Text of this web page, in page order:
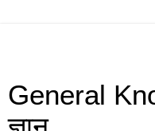
General